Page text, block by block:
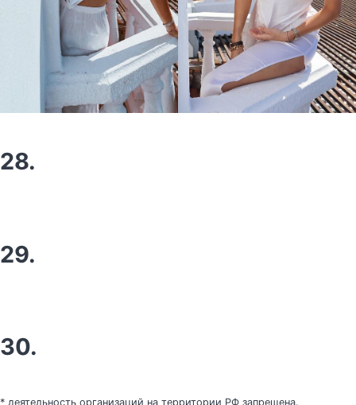
28.
29.
30.
* деятельность организаций на территории РФ запрещена.